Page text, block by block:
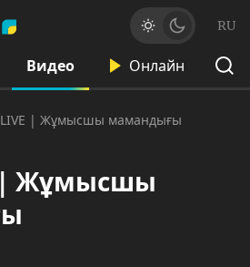
RU
Видео Онлайн
LIVE | Жұмысшы мамандығы
| Жұмысшы